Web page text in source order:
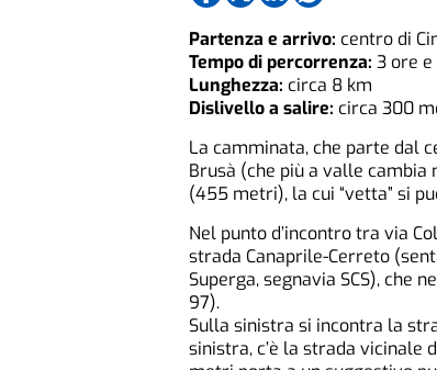
Partenza e arrivo: centro di
Tempo di percorrenza: 3 ore e
Lunghezza: circa 8 km
Dislivello a salire: circa 300
La camminata, che parte dal
Brusà (che più a valle
(455 metri), la cui “vetta” si
Nel punto d’incontro tra via
strada Canaprile-Cerreto
Superga, segnavia SCS), che
97).
Sulla sinistra si incontra la
sinistra, c’è la strada vicinale